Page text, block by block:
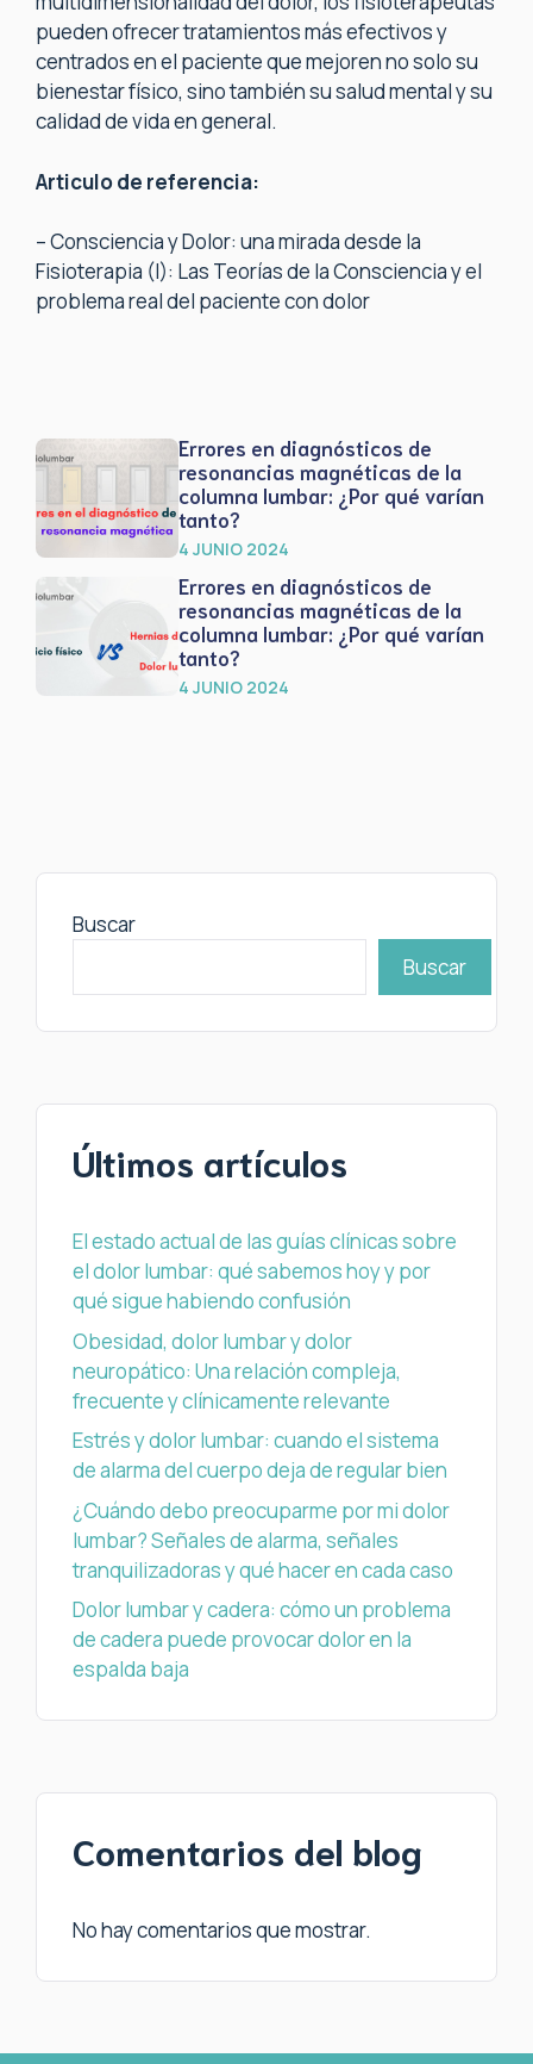
pueden ofrecer tratamientos más efectivos y
centrados en el paciente que mejoren no solo su
bienestar físico, sino también su salud mental y su
calidad de vida en general.
Articulo de referencia:
– Consciencia y Dolor: una mirada desde la
Fisioterapia (I): Las Teorías de la Consciencia y el
problema real del paciente con dolor
Errores en diagnósticos de
resonancias magnéticas de la
columna lumbar: ¿Por qué varían
tanto?
4 JUNIO 2024
Errores en diagnósticos de
resonancias magnéticas de la
columna lumbar: ¿Por qué varían
tanto?
4 JUNIO 2024
Buscar
Buscar
Últimos artículos
El estado actual de las guías clínicas sobre
el dolor lumbar: qué sabemos hoy y por
qué sigue habiendo confusión
Obesidad, dolor lumbar y dolor
neuropático: Una relación compleja,
frecuente y clínicamente relevante
Estrés y dolor lumbar: cuando el sistema
de alarma del cuerpo deja de regular bien
¿Cuándo debo preocuparme por mi dolor
lumbar? Señales de alarma, señales
tranquilizadoras y qué hacer en cada caso
Dolor lumbar y cadera: cómo un problema
de cadera puede provocar dolor en la
espalda baja
Comentarios del blog
No hay comentarios que mostrar.